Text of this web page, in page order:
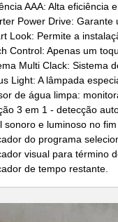
AAA: Alta eficiência
Power Drive:
Look: Permite a
Control: Apenas um
Multi Clack: Sistema
Light: A lâmpada
de água limpa:
3 em 1 - detecção
sonoro e luminoso no
do programa
visual para término
de tempo restante.